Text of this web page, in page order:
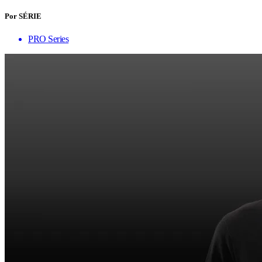
Por SÉRIE
PRO Series